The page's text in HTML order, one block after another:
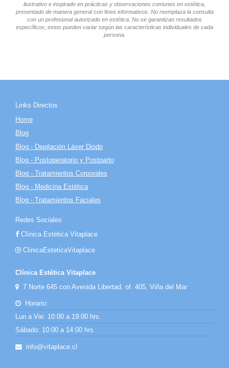
ilustrativo e inspirado en prácticas y observaciones comunes en estética,
presentado de manera general con fines informativos. No reemplaza la consulta
con un profesional autorizado en estética. No se garantizan resultados
específicos; estos pueden variar según las características individuales de cada
persona.
Links Directos
Home
Blog
Blog - Depilación Láser Diodo
Blog - Postoperatorio y Postparto
Blog - Tratamientos Corporales
Blog - Medicina Estética
Blog - Tratamientos Faciales
Redes Sociales
Clínica Estética Vitaplace
ClinicaEsteticaVitaplace
Clínica Estética Vitaplace
7 Norte 645 con Avenida Libertad, of. 405, Viña del Mar
Horario:
Lun a Vie: 10:00 a 19:00 hrs.
Sábado: 10:00 a 14:00 hrs.
info@vitaplace.cl